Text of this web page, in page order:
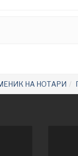
НА НОТАРИ